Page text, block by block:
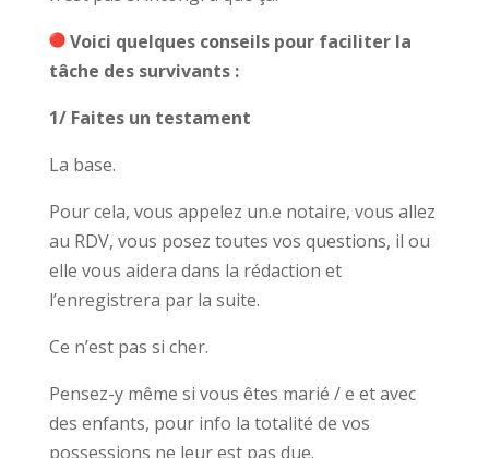
Voici quelques conseils pour faciliter la
tâche des survivants :
1/ Faites un testament
La base.
Pour cela, vous appelez un.e notaire, vous allez
au RDV, vous posez toutes vos questions, il ou
elle vous aidera dans la rédaction et
l’enregistrera par la suite.
Ce n’est pas si cher.
Pensez-y même si vous êtes marié / e et avec
des enfants, pour info la totalité de vos
possessions ne leur est pas due.